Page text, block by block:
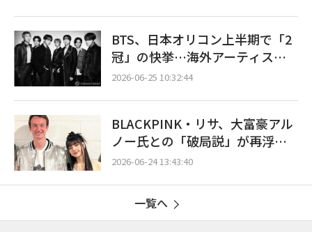
BTS、日本オリコン上半期で「2
冠」の快挙…海外アーティスト
初の歴史を塗り替える
2026-06-25 10:32:44
BLACKPINK・リサ、大富豪アル
ノー氏との「破局説」が再浮
上…米誌の報道にファン騒然
2026-06-24 13:43:40
一覧へ